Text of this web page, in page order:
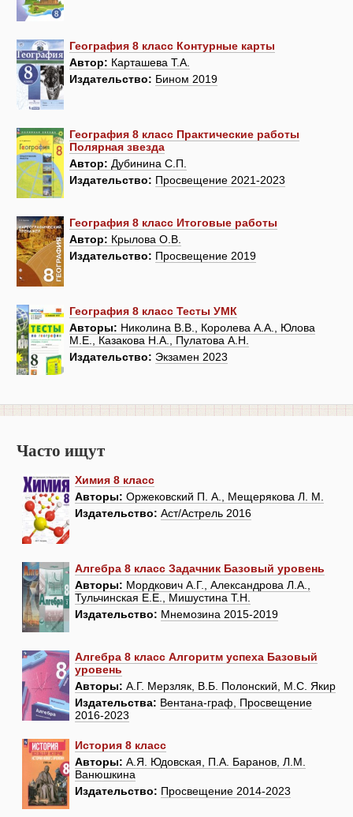
География 8 класс Контурные карты
Автор: Карташева Т.А.
Издательство: Бином 2019
География 8 класс Практические работы
Полярная звезда
Автор: Дубинина С.П.
Издательство: Просвещение 2021-2023
География 8 класс Итоговые работы
Автор: Крылова О.В.
Издательство: Просвещение 2019
География 8 класс Тесты УМК
Авторы: Николина В.В., Королева А.А., Юлова
М.Е., Казакова Н.А., Пулатова А.Н.
Издательство: Экзамен 2023
Часто ищут
Химия 8 класс
Авторы: Оржековский П. А., Мещерякова Л. М.
Издательство: Аст/Астрель 2016
Алгебра 8 класс Задачник Базовый уровень
Авторы: Мордкович А.Г., Александрова Л.А.,
Тульчинская Е.Е., Мишустина Т.Н.
Издательство: Мнемозина 2015-2019
Алгебра 8 класс Алгоритм успеха Базовый
уровень
Авторы: А.Г. Мерзляк, В.Б. Полонский, М.С. Якир
Издательства: Вентана-граф, Просвещение
2016-2023
История 8 класс
Авторы: А.Я. Юдовская, П.А. Баранов, Л.М.
Ванюшкина
Издательство: Просвещение 2014-2023